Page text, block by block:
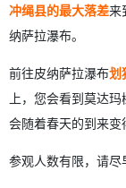
冲绳县的最大落差来
纳萨拉瀑布。
前往皮纳萨拉瀑布划
上，您会看到莫达
会随着春天的到来变
参观人数有限，请尽